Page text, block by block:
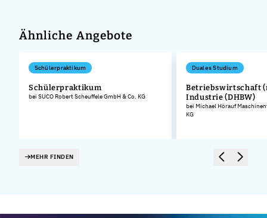
Ähnliche Angebote
Schülerpraktikum
Schülerpraktikum
bei SUCO Robert Scheuffele GmbH & Co. KG
Duales Studium
Betriebswirtschaft
Industrie (DHBW)
bei Michael Hörauf
KG
MEHR FINDEN